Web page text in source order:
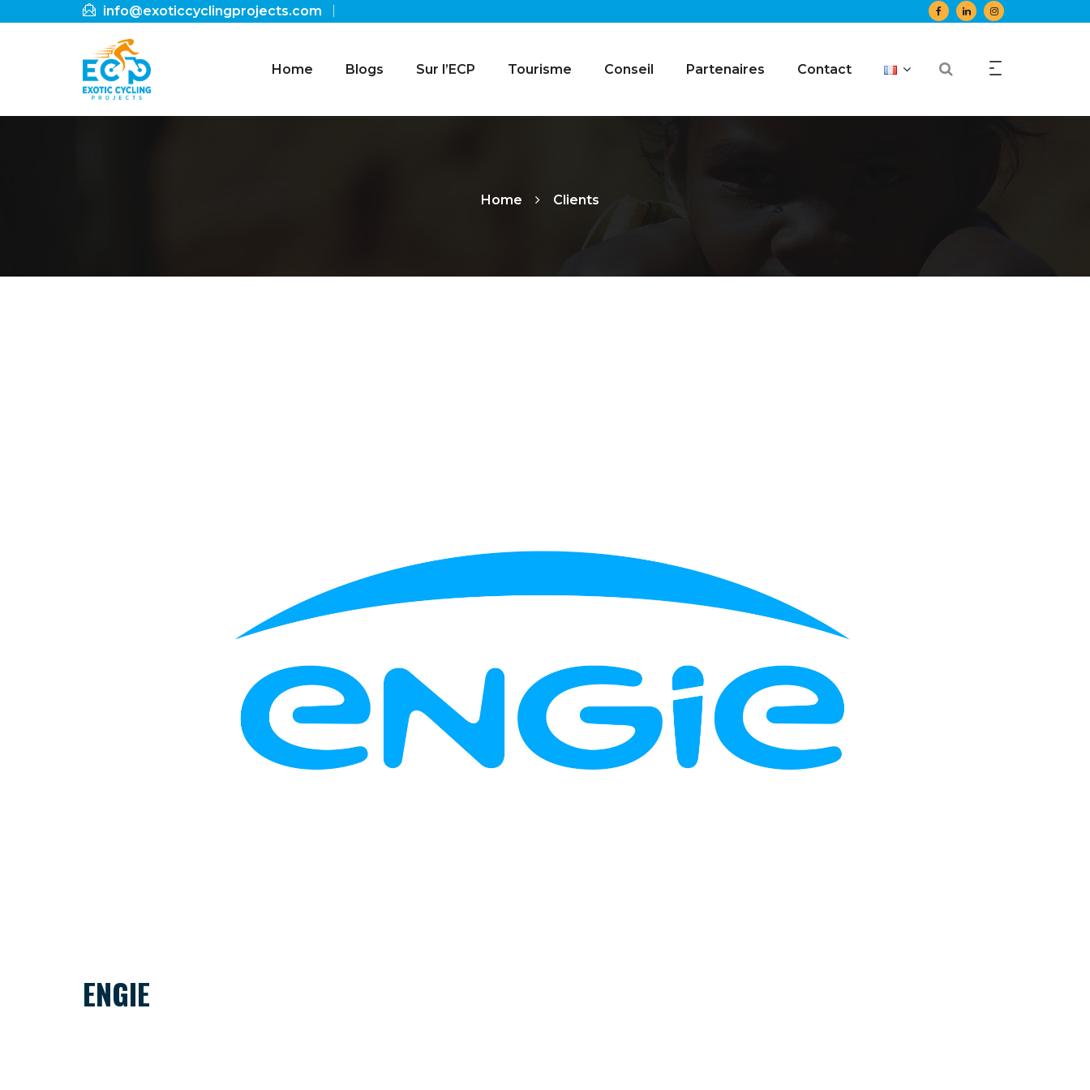
info@exoticcyclingprojects.com
Home Blogs Sur l’ECP Tourisme Conseil Partenaires Contact
Home Clients
ENGIE